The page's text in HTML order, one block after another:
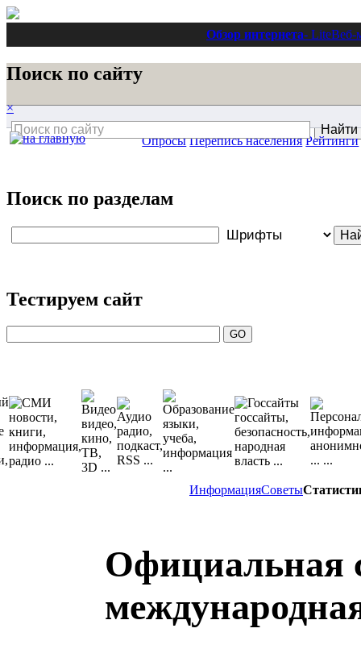
Обзор интернета- LiteВеб-
Поиск по сайту
×
Поиск по разделам
Тестируем сайт
ИнформацияСоветы
Опросы Перепись населения Рейтинги
Официальная